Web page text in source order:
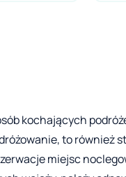
kochających
to również
miejsc